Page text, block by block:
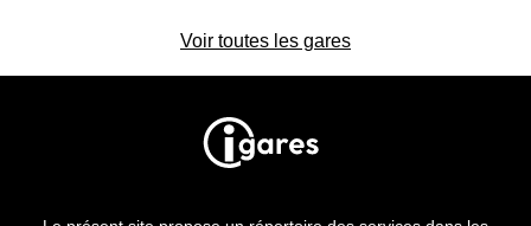
Voir toutes les gares